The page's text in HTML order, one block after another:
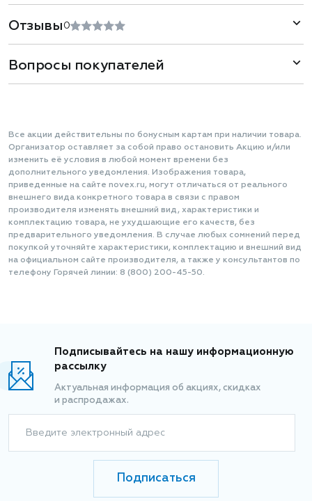
Отзывы 0
Вопросы покупателей
Все акции действительны по бонусным картам при наличии товара.
Организатор оставляет за собой право остановить Акцию и/или
изменить её условия в любой момент времени без
дополнительного уведомления. Изображения товара,
приведенные на сайте novex.ru, могут отличаться от реального
внешнего вида конкретного товара в связи с правом
производителя изменять внешний вид, характеристики и
комплектацию товара, не ухудшающие его качеств, без
предварительного уведомления. В случае любых сомнений перед
покупкой уточняйте характеристики, комплектацию и внешний вид
на официальном сайте производителя, а также у консультантов по
телефону Горячей линии: 8 (800) 200-45-50.
Подписывайтесь на нашу информационную
рассылку
Актуальная информация об акциях, скидках
и распродажах.
Введите электронный адрес
Подписаться